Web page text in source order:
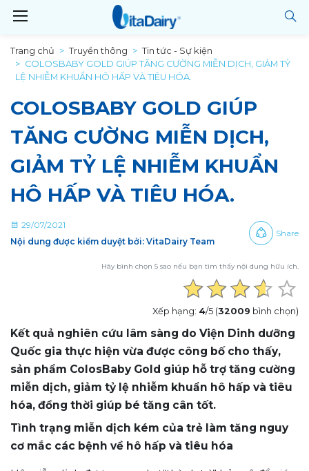
Trang chủ Truyền thông
Tin tức - Sự kiện
COLOSBABY GOLD GIÚP TĂNG CƯỜNG MIỄN DỊCH, GIẢM TỶ
LỆ NHIỄM KHUẨN HÔ HẤP VÀ TIÊU HÓA.
COLOSBABY GOLD GIÚP
TĂNG CƯỜNG MIỄN DỊCH,
GIẢM TỶ LỆ NHIỄM KHUẨN
HÔ HẤP VÀ TIÊU HÓA.
29/07/2021
Nội dung được kiểm duyệt bởi: VitaDairy Team
Share
Hãy bình chọn 5 sao nếu bạn tìm thấy nội dung hữu ích.
Xếp hạng: 4/5 (32009 bình chọn)
Kết quả nghiên cứu lâm sàng do Viện Dinh dưỡng
Quốc gia thực hiện vừa được công bố cho thấy,
sản phẩm ColosBaby Gold giúp hỗ trợ tăng cường
miễn dịch, giảm tỷ lệ nhiễm khuẩn hô hấp và tiêu
hóa, đồng thời giúp bé tăng cân tốt.
Tình trạng miễn dịch kém của trẻ làm tăng nguy
cơ mắc các bệnh về hô hấp và tiêu hóa